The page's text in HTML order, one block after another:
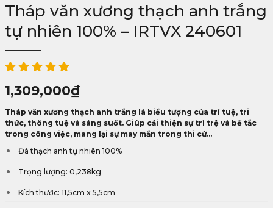
Tháp văn xương thạch anh trắng
tự nhiên 100% – IRTVX 240601
1,309,000₫
Tháp văn xương thạch anh trắng là biểu tượng của trí tuệ, tri
thức, thông tuệ và sáng suốt. Giúp cải thiện sự trì trệ và bế tắc
trong công việc, mang lại sự may mắn trong thi cử...
Đá thạch anh tự nhiên 100%
Trọng lượng: 0,238kg
Kích thước: 11,5cm x 5,5cm